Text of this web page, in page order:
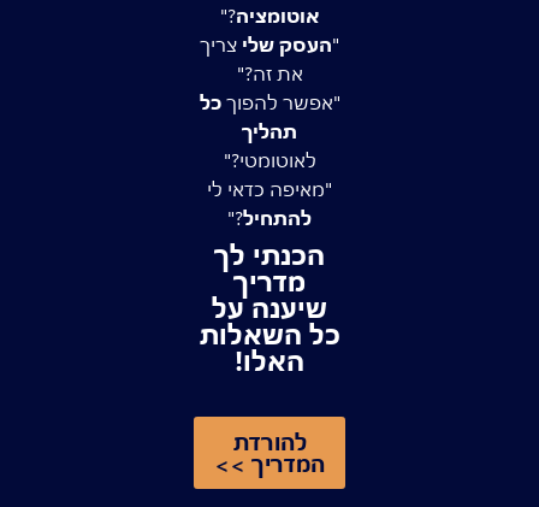
אני רוצה לקבל מיילים מלאי קסם! אם יימאס לי, תמיד אוכל להסיר
את עצמי ולחזור לחיי האפרוריים
הוקוס פוקוס!
השארת פרטים בטופס כפופה ל
כל הזכויות שמורות לאילו illu - איור ועיצוב אתרים
אוטומציה?"​
"העסק שלי צריך
את זה?"​
"אפשר להפוךכל
תהליך
לאוטומטי?"​
"מאיפה כדאי לי
להתחיל?"​
הכנתי לך
מדריך
שיענה על
כל השאלות
האלו!
להורדת
המדריך >>